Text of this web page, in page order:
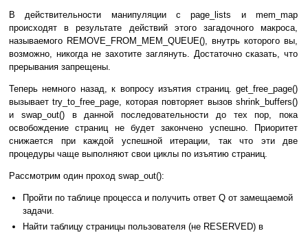
В действительности манипуляции с page_lists и mem_map
происходят в результате действий этого загадочного макроса,
называемого REMOVE_FROM_MEM_QUEUE(), внутрь которого вы,
возможно, никогда не захотите заглянуть. Достаточно сказать, что
прерывания запрещены.
Теперь немного назад, к вопросу изъятия страниц. get_free_page()
вызывает try_to_free_page, которая повторяет вызов shrink_buffers()
и swap_out() в данной последовательности до тех пор, пока
освобождение страниц не будет закончено успешно. Приоритет
снижается при каждой успешной итерации, так что эти две
процедуры чаще выполняют свои циклы по изъятию страниц.
Рассмотрим один проход swap_out():
Пройти по таблице процесса и получить ответ Q от замещаемой
задачи.
Найти таблицу страницы пользователя (не RESERVED) в